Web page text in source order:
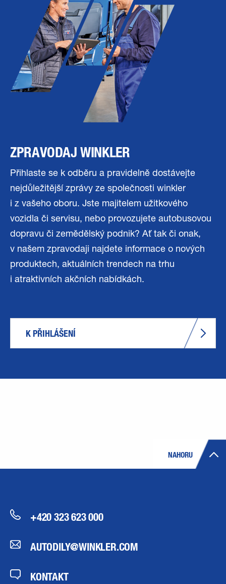
ZPRAVODAJ WINKLER
Přihlaste se k odběru a pravidelně dostávejte
nejdůležitější zprávy ze společnosti winkler
i z vašeho oboru. Jste majitelem užitkového
vozidla či servisu, nebo provozujete autobusovou
dopravu či zemědělský podnik? Ať tak či onak,
v našem zpravodaji najdete informace o nových
produktech, aktuálních trendech na trhu
i atraktivních akčních nabídkách.
K PŘIHLÁŠENÍ
NAHORU
+420 323 623 000
AUTODILY@WINKLER.COM
KONTAKT